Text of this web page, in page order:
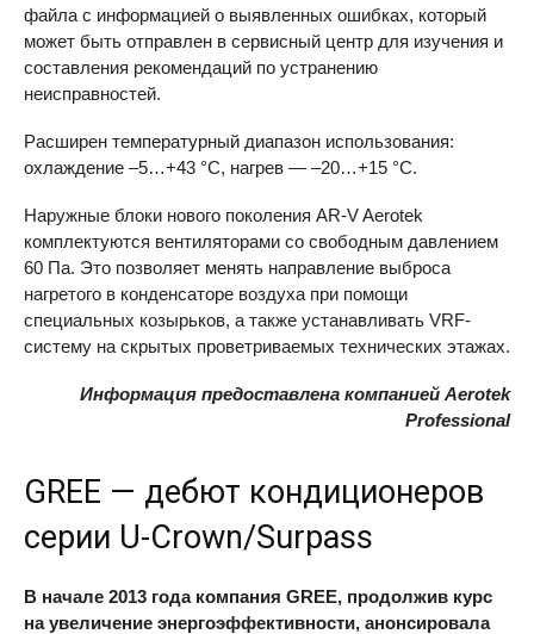
файла с информацией о выявленных ошибках, который
может быть отправлен в сервисный центр для изучения и
составления рекомендаций по устранению
неисправностей.
Расширен температурный диапазон использования:
охлаждение –5…+43 °C, нагрев — –20…+15 °C.
Наружные блоки нового поколения AR-VAerotek
комплектуются вентиляторами со свободным давлением
60 Па. Это позволяет менять направление выброса
нагретого в конденсаторе воздуха при помощи
специальных козырьков, а также устанавливать VRF-
систему на скрытых проветриваемых технических этажах.
Информация предоставлена компанией Aerotek
Professional
GREE — дебют кондиционеров
серии U-Crown/Surpass
В начале 2013 года компания GREE, продолжив курс
на увеличение энергоэффективности, анонсировала